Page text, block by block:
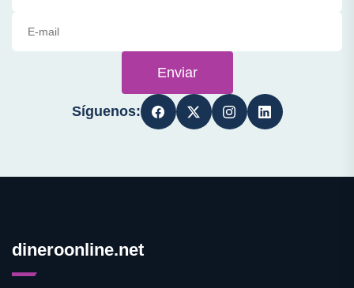
Enviar
Síguenos:
dineroonline.net